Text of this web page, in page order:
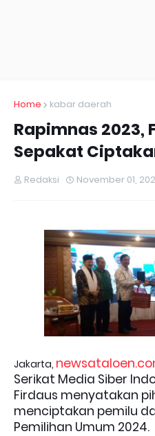
Home kabar daerah
Rapimnas 2023,
Sepakat
Redaksi November 01,
Jakarta,
Serikat Media Siber
Firdaus menyatakan
menciptakan pemilu
Pemilihan Umum 2024.